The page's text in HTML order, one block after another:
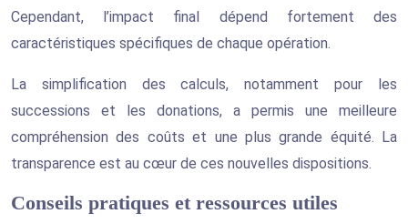
Cependant, l’impact final dépend fortement des
caractéristiques spécifiques de chaque opération.
La simplification des calculs, notamment pour les
successions et les donations, a permis une meilleure
compréhension des coûts et une plus grande équité. La
transparence est au cœur de ces nouvelles dispositions.
Conseils pratiques et ressources utiles